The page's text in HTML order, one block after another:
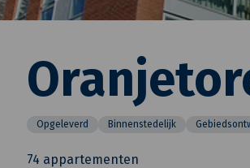
Opgeleverd Binnenstedelijk
74 appartementen